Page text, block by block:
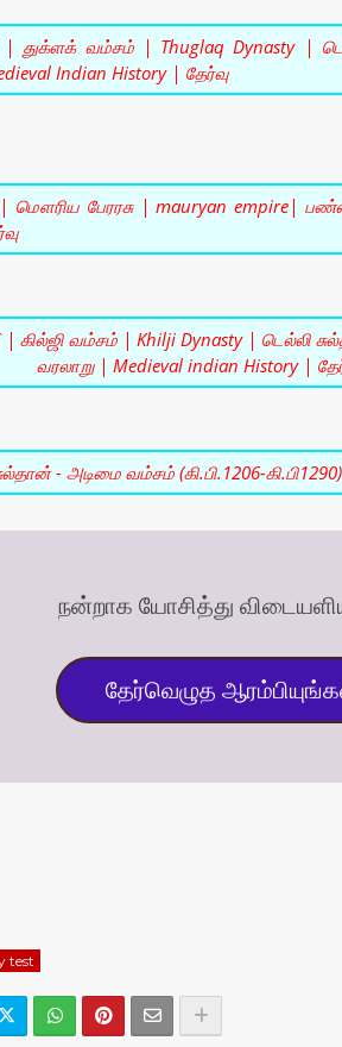
| துக்ளக் வம்சம் | Thuglaq Dynasty |
Indian History | தேர்வு
| மௌரிய பேரரசு | mauryan empire|
| கில்ஜி வம்சம் | Khilji Dynasty | டெல்லி
வரலாறு | Medieval indian History |
- அடிமை வம்சம் (கி.பி.1206-
நன்றாக யோசித்து
தேர்வெழுத
test